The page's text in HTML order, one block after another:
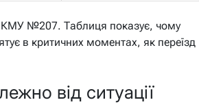
КМУ №207. Таблиця показує, чому
в критичних моментах, як переїзд
від ситуації